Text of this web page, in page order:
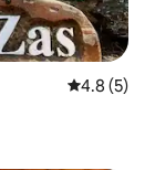
レビュー5
4.8 (5)